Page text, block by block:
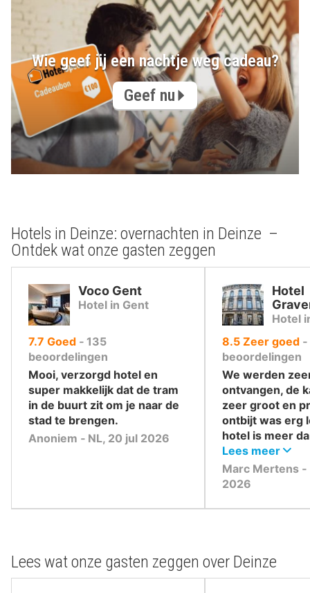
Wie geef jij een nachtje weg cadeau?
Geef nu
Hotels in Deinze: overnachten in Deinze –
Ontdek wat onze gasten zeggen
Voco Gent
Hotel in Gent
7.7 uit
10
,
Goed ‐ 135
beoordelingen
Mooi, verzorgd hotel en
super makkelijk dat de tram
in de buurt zit om je naar de
stad te brengen.
Anoniem ‐ NL, 20 jul 2026
Hotel
Hotel
8.5uit
10
Zeer goed ‐
beoordelingen
We werden
ontvangen, de
zeer groot en
ontbijt was erg
hotel is meer
waard
Lees meer
Marc Mertens ‐
2026
Lees wat onze gasten zeggen over Deinze